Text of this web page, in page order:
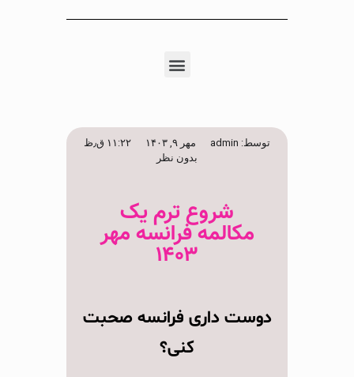
توسط: مهر ۹, ۱۴۰۳
۱۱:۲۲ ق٫ظ
بدون نظر
شروع ترم یک
مکالمه فرانسه مهر
۱۴۰۳
دوست داری فرانسه صحبت
کنی؟